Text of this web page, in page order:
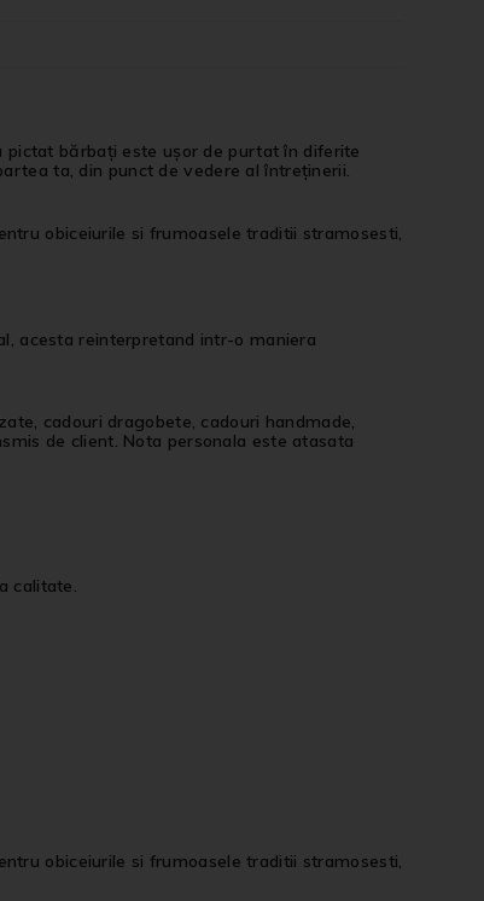
pictat bărbați este ușor de purtat în diferite
ta, din punct de vedere al întreținerii.
obiceiurile si frumoasele traditii stramosesti,
acesta reinterpretand intr-o maniera
cadouri dragobete, cadouri handmade,
de client. Nota personala este atasata
calitate.
obiceiurile si frumoasele traditii stramosesti,